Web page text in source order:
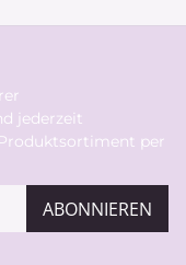
jederzeit
per
ABONNIEREN